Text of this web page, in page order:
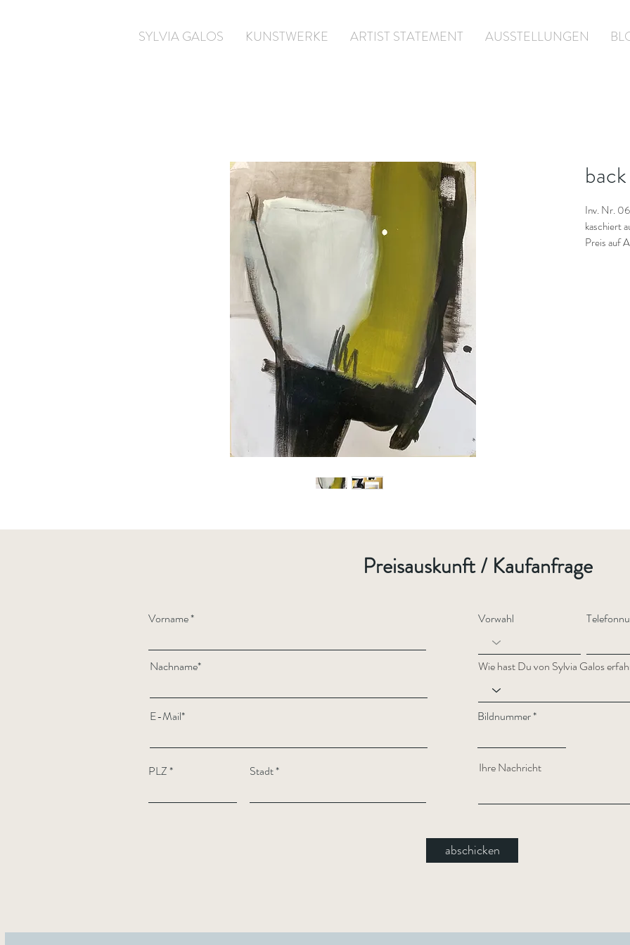
SYLVIA GALOS KUNSTWERKE ARTIST STATEMENT AUSSTELLUNGEN
Inv. Nr.
kaschiert
Preis auf
Preisauskunft / Kaufanfrage
Vorname
Nachname*
E-Mail*
PLZ Stadt
Vorwahl
Wie hast Du von Sylvia Galos
Bildnummer
Ihre Nachricht
abschicken